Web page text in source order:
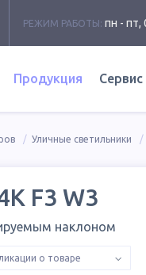
РЕЖИМ РАБОТЫ: пн - пт,
Продукция Сервис
Уличные светильники
F3 W3
наклоном
о товаре